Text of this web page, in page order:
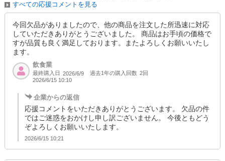
すべての応援コメントを見る
今回欠品がありましたので、他の商品を注文した所迅速に対応
していただきありがとうございました。 商品はお手頃の価格で
すが品質も良く満足しております。またよろしくお願いいたし
ます。
飲食業
最終購入日 2026/6/9 過去1年の購入回数 2回
2026/6/15 10:10
企業からの返信
応援コメントをいただきありがとうございます。 欠品の件
ではご迷惑をおかけし申し訳ございません。 今後ともどう
ぞよろしくお願いいたします。
2026/6/15 10:21